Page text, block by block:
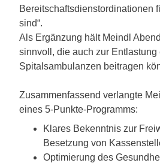
Bereitschaftsdienstordinationen
sind“.
Als Ergänzung hält Meindl
sinnvoll, die auch zur Entlastung
Spitalsambulanzen beitragen
Zusammenfassend verlangte
eines 5-Punkte-Programms:
Klares Bekenntnis zur
Besetzung von
Optimierung des